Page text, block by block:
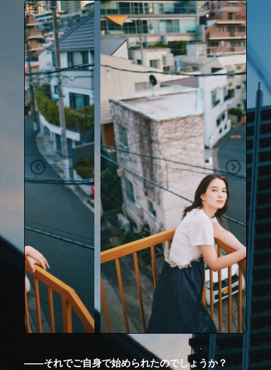
――それでご自身で始められたのでしょうか？